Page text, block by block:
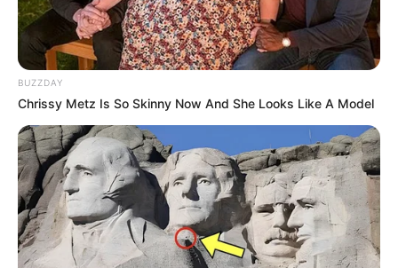
BUZZDAY
Chrissy Metz Is So Skinny Now And She Looks Like A Model